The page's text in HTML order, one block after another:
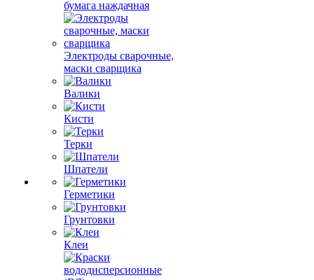
бумага наждачная
Электроды сварочные,
маски сварщика
Валики
Кисти
Терки
Шпатели
Герметики
Грунтовки
Клеи